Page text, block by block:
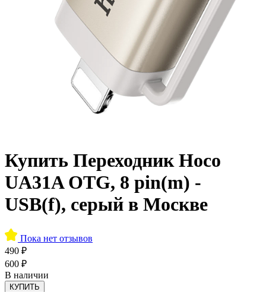
Купить Переходник Hoco
UA31A OTG, 8 pin(m) -
USB(f), серый в Москве
Пока нет отзывов
490 ₽
600 ₽
В наличии
КУПИТЬ